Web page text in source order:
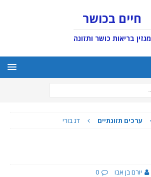
חיים בכושר
מגזין בריאות כושר ותזונה
ערכים תזונתיים דג בורי
יורם בן אבו 0